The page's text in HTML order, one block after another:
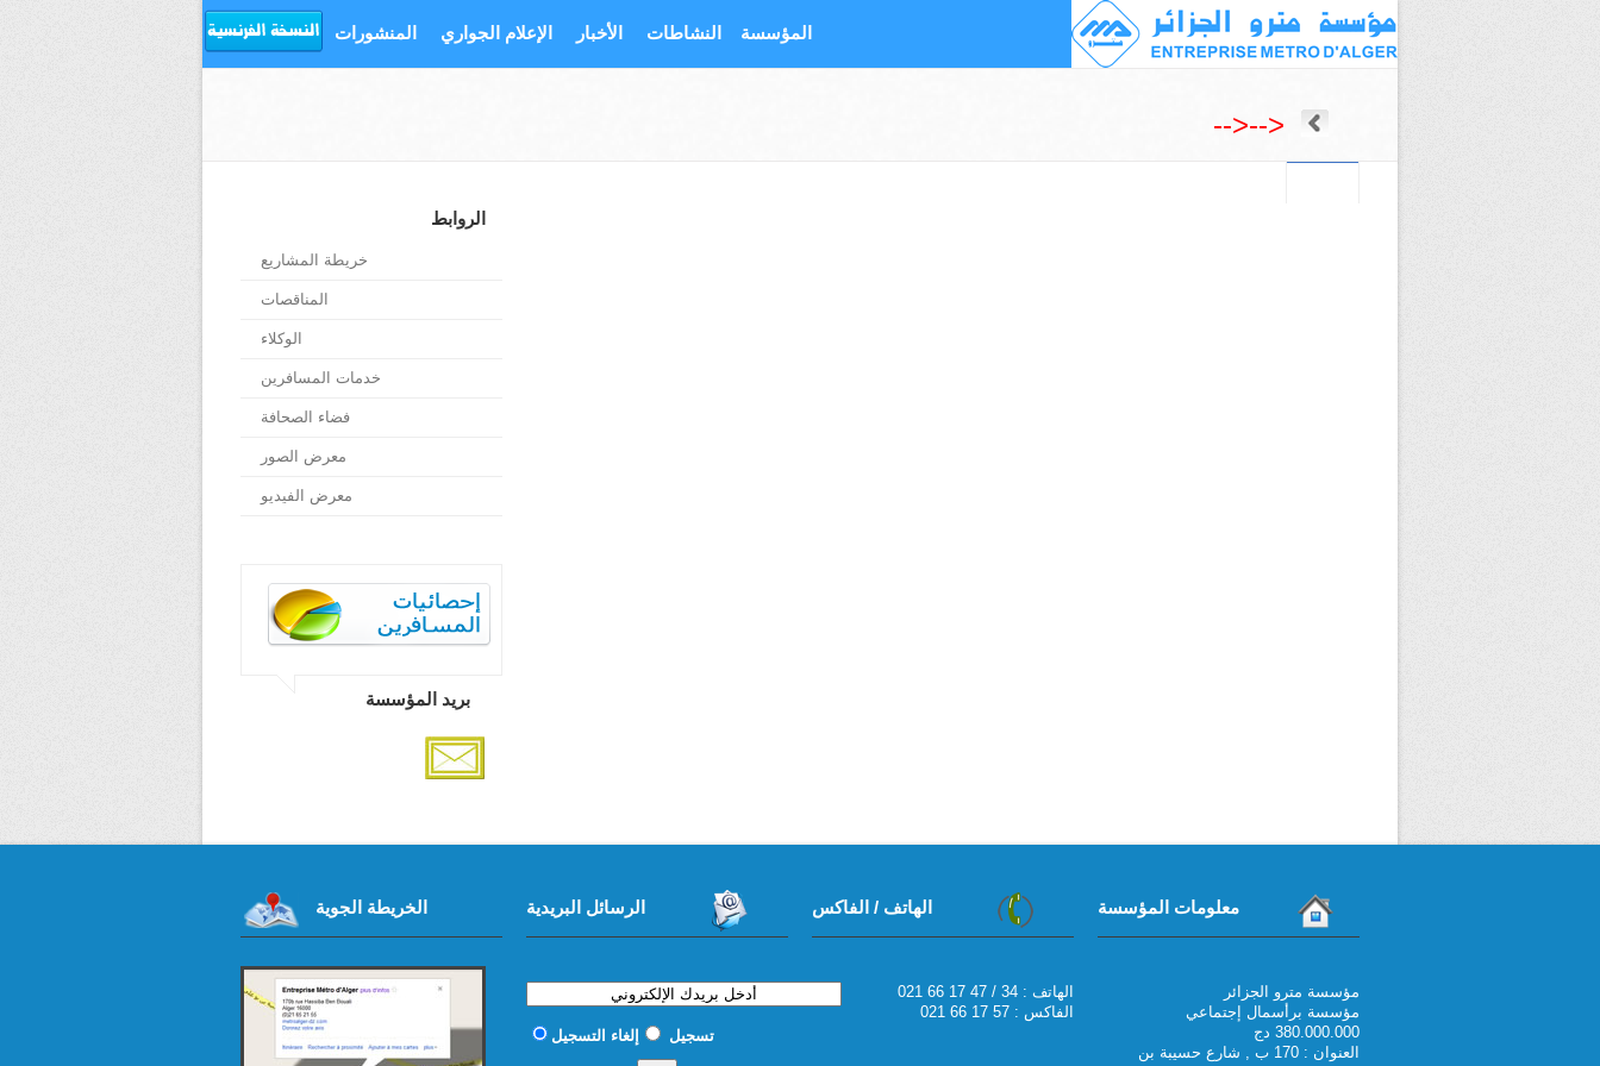
المنشورات الإعلام الجواري الأخبار النشاطات المؤسسة
-->-->
الروابط
خريطة المشاريع
المناقصات
الوكلاء
خدمات المسافرين
فضاء الصحافة
معرض الصور
معرض الفيديو
بريد المؤسسة
معلومات المؤسسة
مؤسسة مترو الجزائر
مؤسسة برأسمال إجتماعي
380.000.000 دج
العنوان : 170 ب , شارع حسيبة بن
الهاتف / الفاكس
021 66 17 47 / 34 : الهاتف
الفاكس : 57 17 66 021
الرسائل البريدية
تسجيل إلغاء التسجيل
الخريطة الجوية